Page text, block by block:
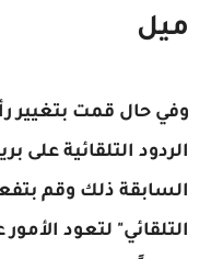
ميل
وفي حال قمت بتغيير
الردود التلقائية على
السابقة ذلك وقم
التلقائي" لتعود